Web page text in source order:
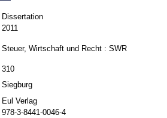
Dissertation
2011
Steuer, Wirtschaft und Recht : SWR
310
Siegburg
Eul Verlag
978-3-8441-0046-4